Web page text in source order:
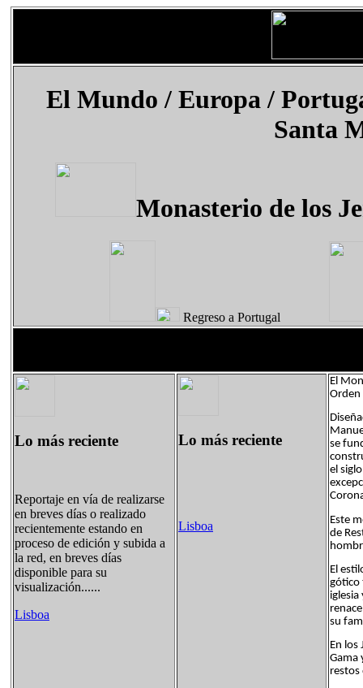
El Mundo/ Europa /
Santa
Monasterio de los
Regreso a Portugal
Lo más reciente
Reportaje en vía de realizarse
en breves días o realizado
recientemente estando en
proceso de edición y subida a
la red, en breves días
disponible para su
visualización......
Lisboa
Lo más reciente
Lisboa
El
Orden
se
el
Este
de
El
gótico
su
En los
Gama
restos